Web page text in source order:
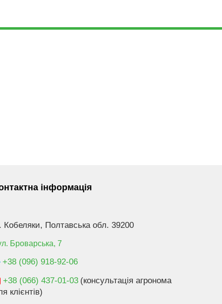
інформація
Кобеляки, Полтавська обл. 39200
Броварська, 7
+38 (096) 918-92-06
+38 (066) 437-01-03 (консультація агронома
клієнтів)